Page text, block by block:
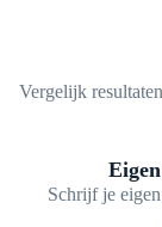
Vergelijk
Schrijf je